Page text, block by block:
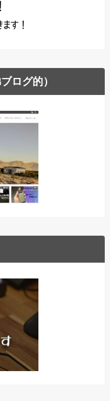
ログ的）